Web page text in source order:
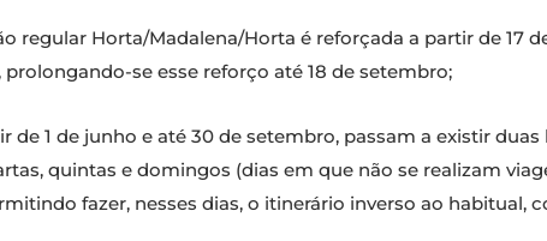
regular Horta/Madalena/Horta é reforçada a partir de 17
se esse reforço até 18 de setembro;
de 1 de junho e até 30 de setembro, passam a existir
quintas e domingos (dias em que não se realizam
fazer, nesses dias, o itinerário inverso ao habitual,